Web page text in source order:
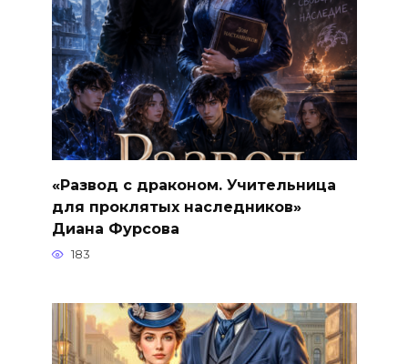
«Развод с драконом. Учительница
для проклятых наследников»
Диана Фурсова
183